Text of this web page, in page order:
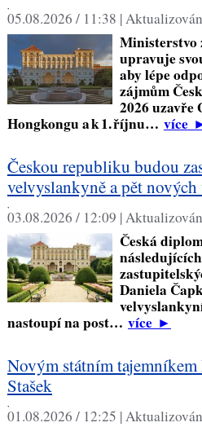
,
05.08.2026 / 11:38 |
Ministerstvo
upravuje
aby lépe
zájmům
2026 uzavře
Hongkongu a k 1. říjnu… více
Českou republiku budou
velvyslankyně a pět
,
03.08.2026 / 12:09 |
Česká
Daniela
nastoupí na post… více►
Novým státním
Stašek
,
01.08.2026 / 12:25 |